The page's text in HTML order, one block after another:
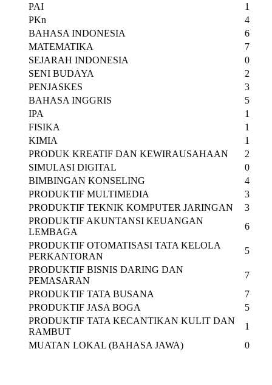
PAI
1
PKn
4
BAHASA INDONESIA
6
MATEMATIKA
7
SEJARAH INDONESIA
0
SENI BUDAYA
2
PENJASKES
3
BAHASA INGGRIS
5
IPA
1
FISIKA
1
KIMIA
1
PRODUK KREATIF DAN KEWIRAUSAHAAN
2
SIMULASI DIGITAL
0
BIMBINGAN KONSELING
4
PRODUKTIF MULTIMEDIA
3
PRODUKTIF TEKNIK KOMPUTER JARINGAN
3
PRODUKTIF AKUNTANSI KEUANGAN
LEMBAGA
6
PRODUKTIF OTOMATISASI TATA KELOLA
PERKANTORAN
5
PRODUKTIF BISNIS DARING DAN
PEMASARAN
7
PRODUKTIF TATA BUSANA
7
PRODUKTIF JASA BOGA
5
PRODUKTIF TATA KECANTIKAN KULIT DAN
RAMBUT
1
MUATAN LOKAL (BAHASA JAWA)
0